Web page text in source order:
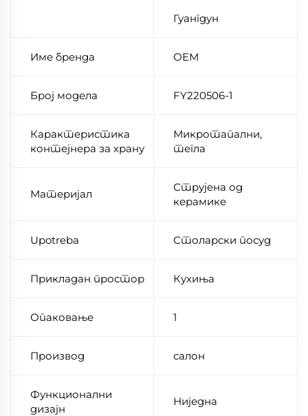
Гуангдун
Име бренда ОЕМ
Број модела FY220506-1
Карактеристика
контејнера за храну
Микротапални,
тегла
Материјал
Струјена од
керамике
Upotreba Столарски посуд
Прикладан простор Кухиња
Опаковање 1
Производ салон
Функционални
дизајн
Ниједна